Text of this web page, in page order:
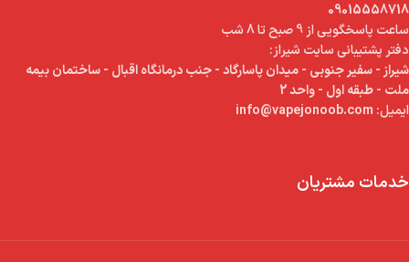
09015558718
ساعت پاسخگویی از 9 صبح تا 8 شب
دفتر پشتیبانی سایت شیراز:
شیراز - سفیر جنوبی - میدان پاسارگاد - جنب درمانگاه اقبال - ساختمان بیمه
ملت - طبقه اول - واحد 2
ایمیل:
خدمات مشتریان